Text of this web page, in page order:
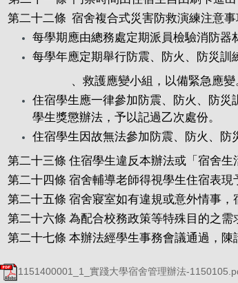
第二十二條 宿舍複合式災害防救演練注意事
每學期應由總務處定期派員檢驗消防器
每學年應定期舉行防震、防火、防災訓
、救護應變小組，以備緊急應變
住宿學生應一律參加防震、防火、防
學生獎懲辦法，予以記過乙次處份。
住宿學生因故無法參加防震、防火、防
第二十三條 住宿學生違反本辦法或「宿舍
第二十四條 宿舍輔導老師得視學生住宿表
第二十五條 宿舍寢室如有違規或意外情事
第二十六條 為配合校務政策等特殊目的之
第二十七條 本辦法經學生事務會議通過，
1151400001_1_實踐大學宿舍管理辦法-